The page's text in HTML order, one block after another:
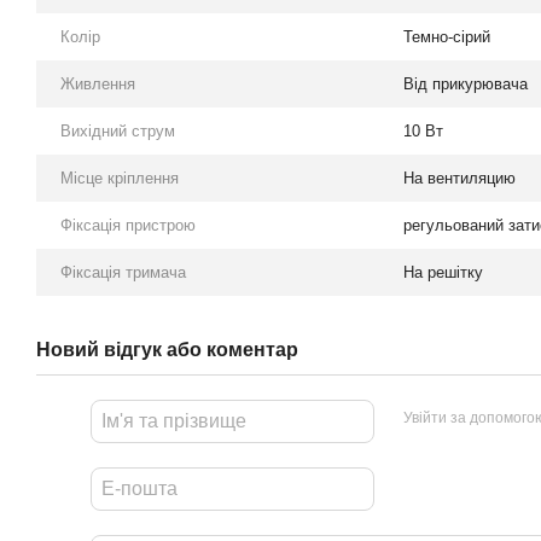
Колір Темно-сірий
Живлення Від прикурювача
Вихідний струм 10 Вт
Місце кріплення На вентиляцию
Фіксація пристрою регульований
Фіксація тримача На решітку
Новий відгук або коментар
Увійти за